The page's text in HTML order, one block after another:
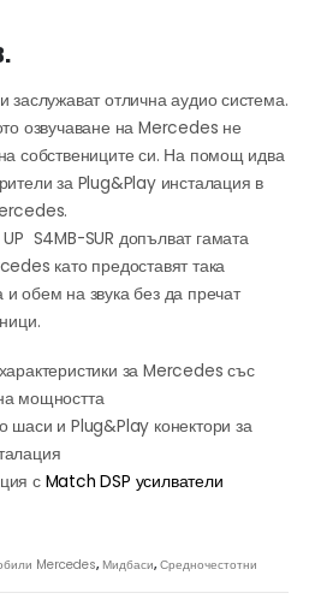
заслужават отлична аудио система.
озвучаване на Mercedes не
собствениците си. На помощ идва
за Plug&Play инсталация в
S4MB-SUR допълват гамата
като предоставят така
обем на звука без да пречат
за Mercedes със
мощността
шаси и Plug&Play конектори за
с Match DSP усилватели
Mercedes,Мидбаси,Средночестотни